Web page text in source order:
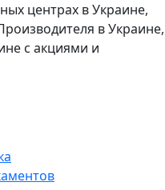
центрах в Украине,
в Украине,
с акциями и